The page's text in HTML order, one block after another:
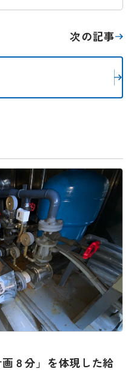
次の記事
８分」を体現した給